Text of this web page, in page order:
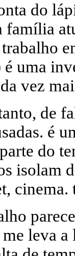
do
uma
vez
de
é
do
isolam
cinema.
leva